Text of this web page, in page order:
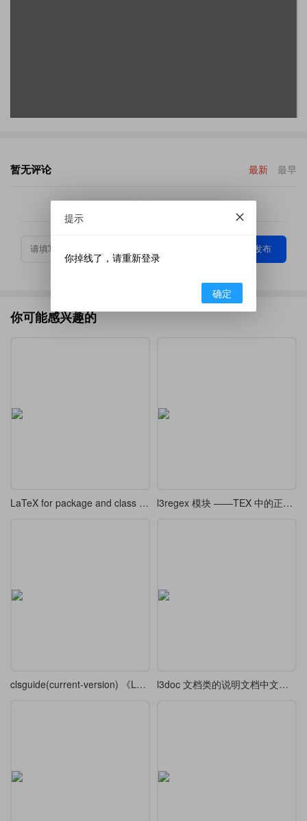
暂无评论 最新 最早
加载更多
发布
你可能感兴趣的
LaTeX for package and class authors current version最新版中文翻译 l3regex 模块 ——TEX 中的正则表达式
clsguide(current-version) 《LATEX for class and package writers》 中文翻译 l3doc 文档类的说明文档中文翻译
提示
你掉线了，请重新登录
确定